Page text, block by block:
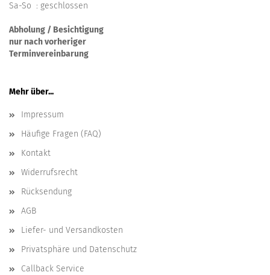
Sa-So : geschlossen
Abholung / Besichtigung
nur nach vorheriger
Terminvereinbarung
Mehr über...
Impressum
Häufige Fragen (FAQ)
Kontakt
Widerrufsrecht
Rücksendung
AGB
Liefer- und Versandkosten
Privatsphäre und Datenschutz
Callback Service